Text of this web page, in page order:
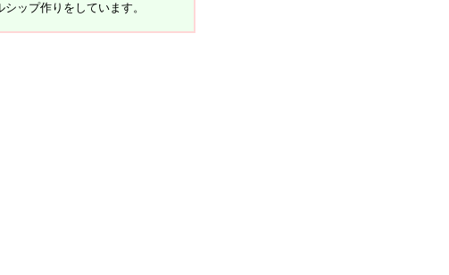
ップ作りをしています。